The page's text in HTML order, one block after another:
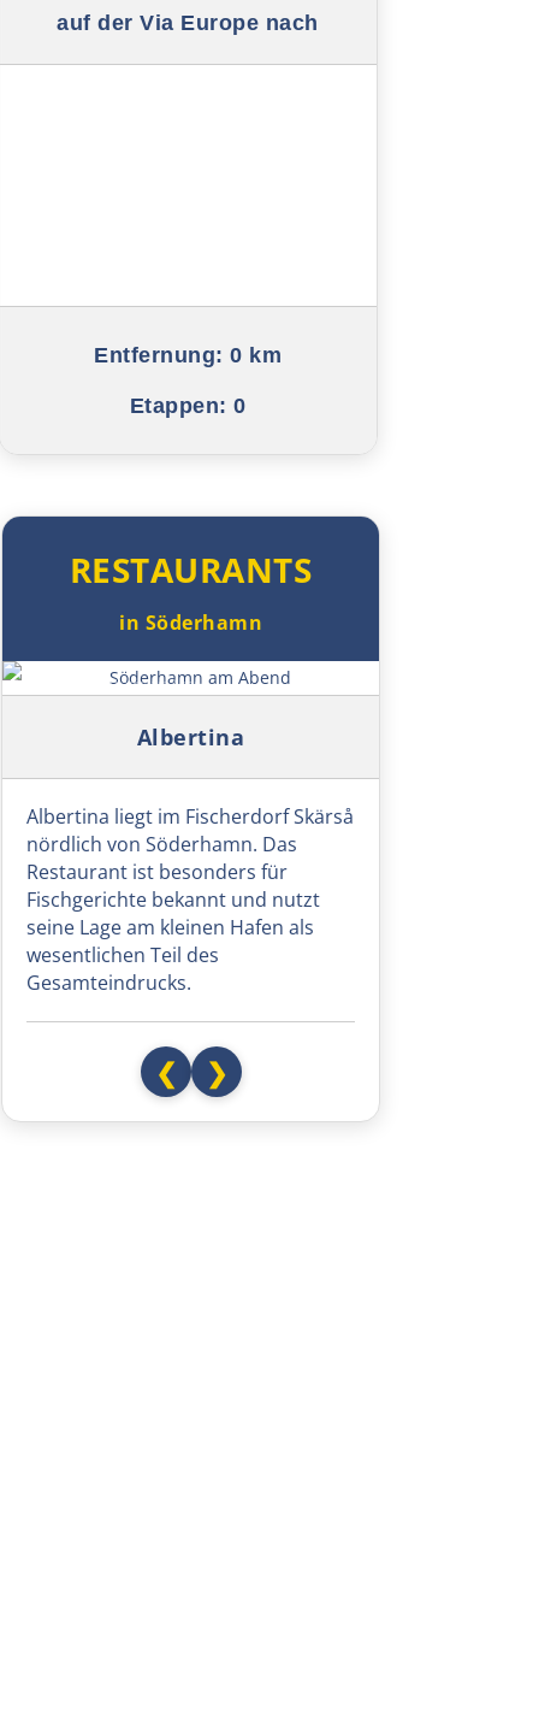
auf der Via Europe nach
Entfernung: 0 km
Etappen: 0
RESTAURANTS
in Söderhamn
Symbolbild: Söderhamn am Abend
Albertina
Albertina liegt im Fischerdorf Skärså
nördlich von Söderhamn. Das
Restaurant ist besonders für
Fischgerichte bekannt und nutzt
seine Lage am kleinen Hafen als
wesentlichen Teil des
Gesamteindrucks.
❮ ❯